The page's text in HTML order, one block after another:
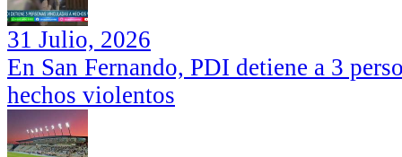
31 Julio, 2026
En San Fernando, PDI detiene a 3
hechos violentos